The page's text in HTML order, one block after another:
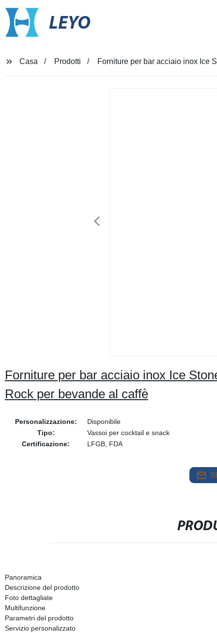
LEYO
Casa Prodotti Forniture per bar acciaio inox Ice
Forniture per bar acciaio inox Ice
Rock per bevande al caffè
Personalizzazione:
Disponibile
Tipo:
Vassoi per cocktail e snack
Certificazione:
LFGB, FDA
Panoramica
Descrizione del prodotto
Foto dettagliate
Multifunzione
Parametri del prodotto
Servizio personalizzato